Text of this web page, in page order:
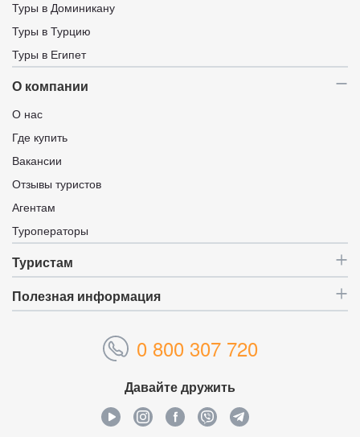
Туры в Доминикану
Туры в Турцию
Туры в Египет
О компании
О нас
Где купить
Вакансии
Отзывы туристов
Агентам
Туроператоры
Туристам
Полезная информация
0 800 307 720
Давайте дружить